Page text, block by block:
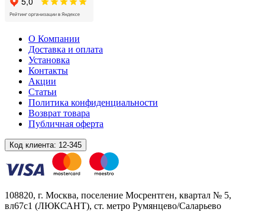
О Компании
Доставка и оплата
Установка
Контакты
Акции
Статьи
Политика конфиденциальности
Возврат товара
Публичная оферта
Код клиента: 12-345
108820, г. Москва, поселение Мосрентген, квартал № 5,
вл67с1 (ЛЮКСАНТ), ст. метро Румянцево/Саларьево